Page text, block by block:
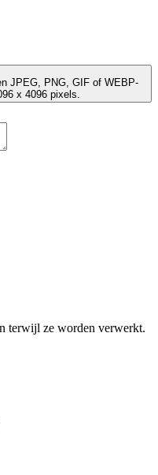
JPEG, PNG, GIF of WEBP-
x 4096 pixels.
terwijl ze worden verwerkt.